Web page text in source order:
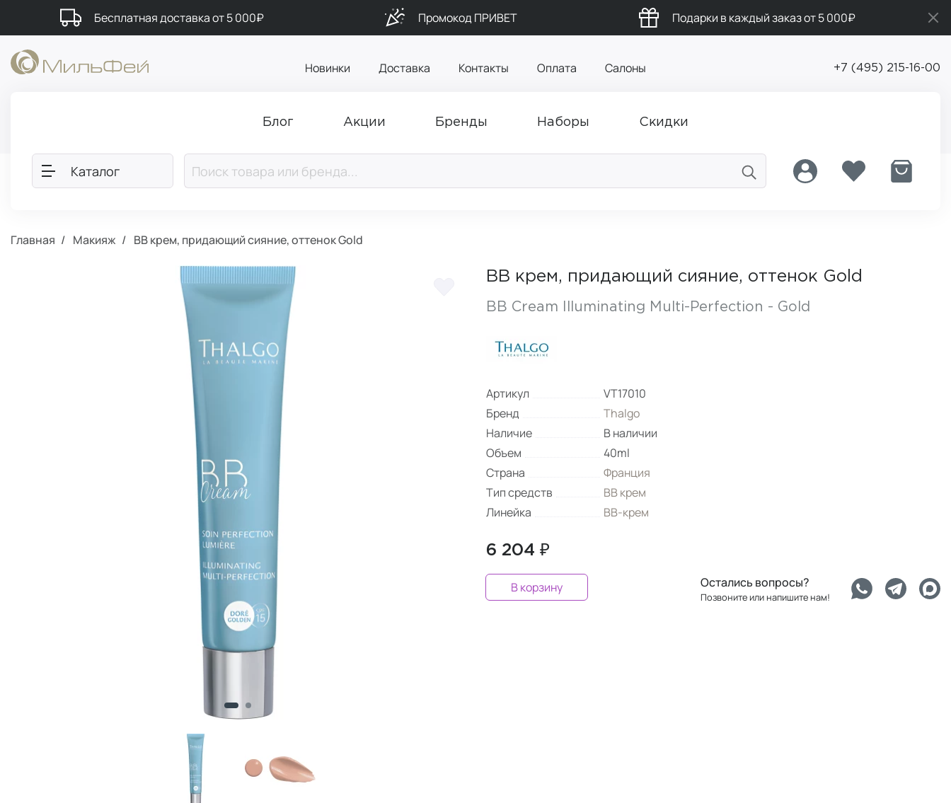
Бесплатная доставка от 5 000₽ Промокод ПРИВЕТ Подарки в каждый заказ от 5 000₽
Новинки Доставка Контакты Оплата Салоны +7 (495) 215-16-00
Блог Акции Бренды Наборы Скидки
Каталог
Главная Макияж BB крем, придающий сияние, оттенок Gold
BB крем, придающий сияние, оттенок Gold
BB Cream Illuminating Multi-Perfection - Gold
Артикул
VT17010
Бренд
Thalgo
Наличие
В наличии
Объем
40ml
Страна
Франция
Тип средств
BB крем
Линейка
ВВ-крем
6 204 ₽
В корзину Остались вопросы?
Позвоните или напишите нам!